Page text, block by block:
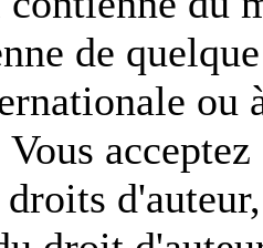
de
ou
droits